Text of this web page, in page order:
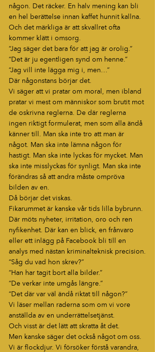
någon. Det räcker. En halv mening kan bli
en hel berättelse innan kaffet hunnit kallna.
Och det märkliga är att skvallret ofta
kommer klätt i omsorg.
“Jag säger det bara för att jag är orolig.”
“Det är ju egentligen synd om henne.”
“Jag vill inte lägga mig i, men…”
Där någonstans börjar det.
Vi säger att vi pratar om moral, men ibland
pratar vi mest om människor som brutit mot
de oskrivna reglerna. De där reglerna
ingen riktigt formulerat, men som alla ändå
känner till. Man ska inte tro att man är
något. Man ska inte lämna någon för
hastigt. Man ska inte lyckas för mycket. Man
ska inte misslyckas för synligt. Man ska inte
förändras så att andra måste ompröva
bilden av en.
Då börjar det viskas.
Fikarummet är kanske vår tids lilla bybrunn.
Där möts nyheter, irritation, oro och ren
nyfikenhet. Där kan en blick, en frånvaro
eller ett inlägg på Facebook bli till en
analys med nästan kriminalteknisk precision.
“Såg du vad hon skrev?”
“Han har tagit bort alla bilder.”
“De verkar inte umgås längre.”
“Det där var väl ändå riktat till någon?”
Vi läser mellan raderna som om vi vore
anställda av en underrättelsetjänst.
Och visst är det lätt att skratta åt det.
Men kanske säger det också något om oss.
Vi är flockdjur. Vi försöker förstå varandra,